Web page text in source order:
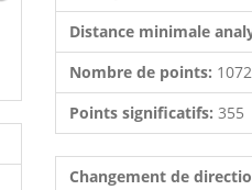
Distance minimale
Nombre de points:
Points significatifs: 355
Changement de